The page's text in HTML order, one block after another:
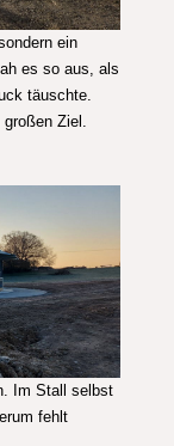
ein
es so aus, als
täuschte.
Ziel.
Im Stall selbst
fehlt